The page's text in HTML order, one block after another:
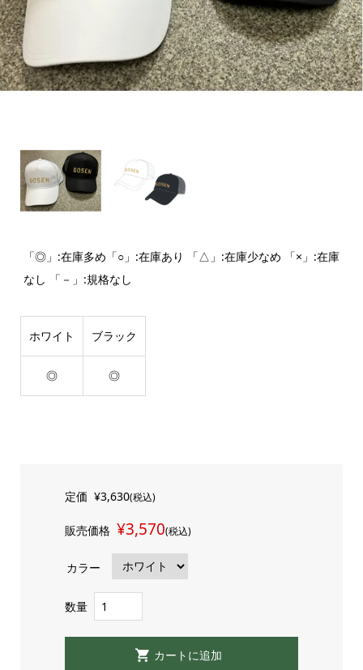
「◎」:在庫多め「○」:在庫あり 「△」:在庫少なめ 「×」:在庫
なし 「－」:規格なし
ホワイト ブラック
◎ ◎
定価 ¥3,630(税込)
販売価格 ¥3,570(税込)
カラー
数量